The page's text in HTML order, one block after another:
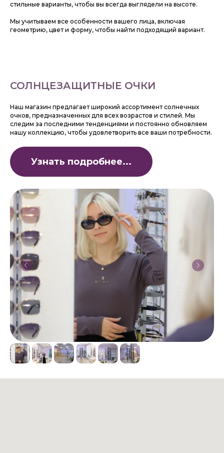
стильные варианты, чтобы вы всегда выглядели на высоте.
Мы учитываем все особенности вашего лица, включая
геометрию, цвет и форму, чтобы найти подходящий вариант.
СОЛНЦЕЗАЩИТНЫЕ ОЧКИ
Наш магазин предлагает широкий ассортимент солнечных
очков, предназначенных для всех возрастов и стилей. Мы
следим за последними тенденциями и постоянно обновляем
нашу коллекцию, чтобы удовлетворить все ваши потребности.
Узнать подробнее...